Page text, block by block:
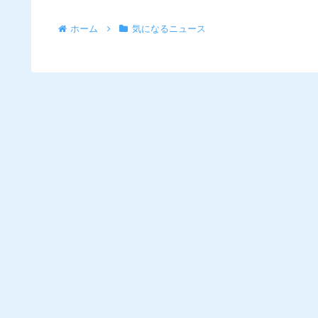
ホーム 気になるニュース